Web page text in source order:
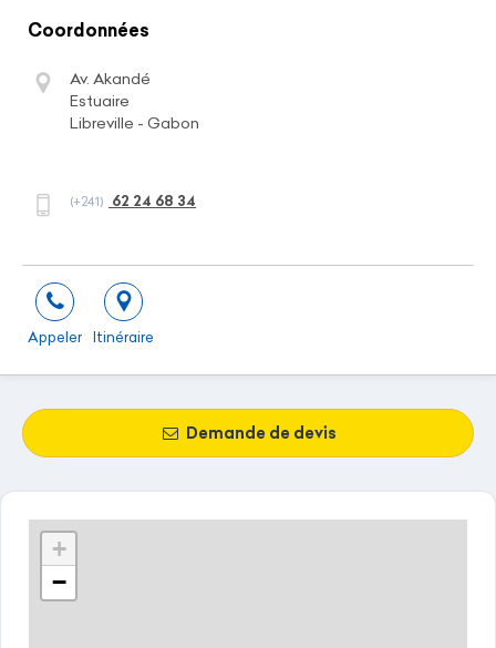
Coordonnées
Av. Akandé
Estuaire
Libreville - Gabon
(+241) 62 24 68 34
Appeler Itinéraire
Demande de devis
+
−